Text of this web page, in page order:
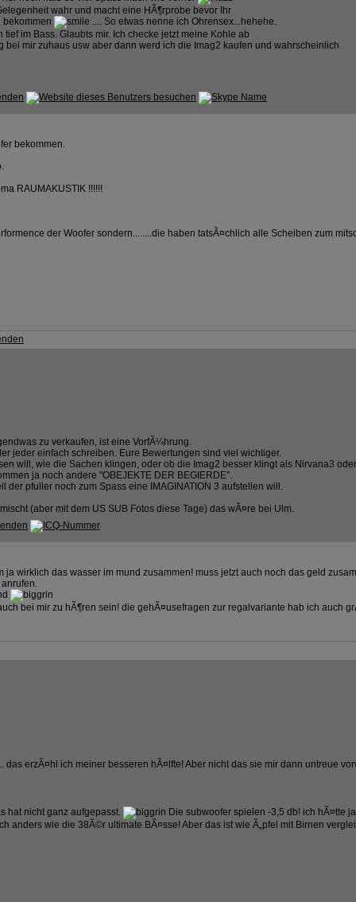
wahr und macht eine HÃ¶rprobe bevor Ihr
bekommen
.... So etwas nenne ich Ohrensex...hehehe.
im Bass. Glaubts mir. Ich checke jetzt meine Kohle ab
mir zuhaus usw aber dann werd ich die Imag2 kaufen und wahrscheinlich
bekommen.
RAUMAKUSTIK !!!!!!
der Woofer sondern........die haben tatsÃ¤chlich alle Scheiben zum
zu verkaufen, ist eine VorfÃ¼hrung.
jeder einfach schreiben. Eure Bewertungen sind viel wichtiger.
will, wie die Sachen klingen, oder ob die Imag2 besser klingt als Nirvana3
ja noch andere "OBEJEKTE DER BEGIERDE".
pfuller noch zum Spass eine IMAGINATION 3 aufstellen will.
(aber mit dem US SUB Fotos diese Tage) das wÃ¤re bei Ulm.
wirklich das wasser im mund zusammen! muss jetzt auch noch das geld
bei mir zu hÃ¶ren sein! die gehÃ¤usefragen zur regalvariante hab ich auch
das erzÃ¤hl ich meiner besseren hÃ¤lfte! Aber nicht das sie mir dann untreue
hat nicht ganz aufgepasst.
Die subwoofer spielen -3,5 db! ich hÃ¤tte
anders wie die 38Ã©r ultimate BÃ¤sse! Aber das ist wie Ã„pfel mit Birnen